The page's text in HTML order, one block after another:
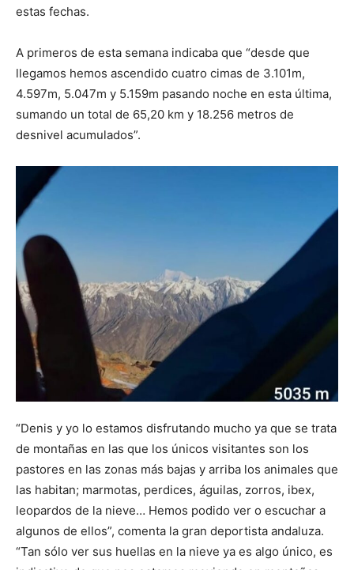
estas fechas.
A primeros de esta semana indicaba que “desde que
llegamos hemos ascendido cuatro cimas de 3.101m,
4.597m, 5.047m y 5.159m pasando noche en esta última,
sumando un total de 65,20 km y 18.256 metros de
desnivel acumulados”.
“Denis y yo lo estamos disfrutando mucho ya que se trata
de montañas en las que los únicos visitantes son los
pastores en las zonas más bajas y arriba los animales que
las habitan; marmotas, perdices, águilas, zorros, ibex,
leopardos de la nieve… Hemos podido ver o escuchar a
algunos de ellos”, comenta la gran deportista andaluza.
“Tan sólo ver sus huellas en la nieve ya es algo único, es